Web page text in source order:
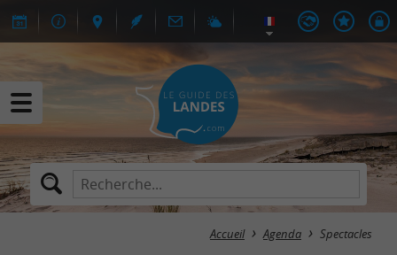
Accueil Agenda Spectacles